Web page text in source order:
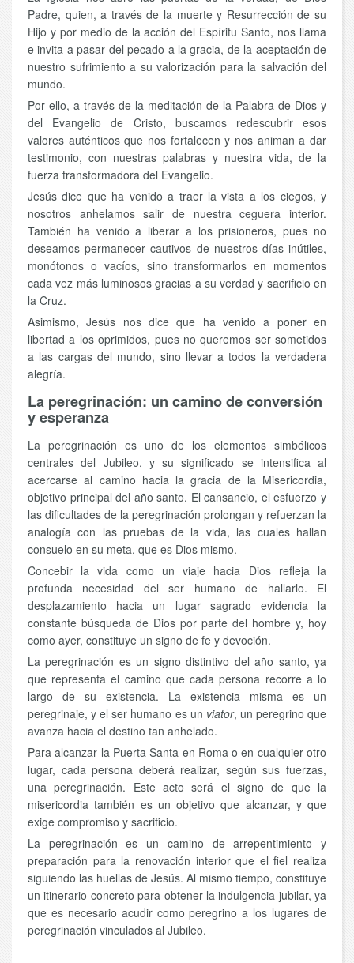
Padre, quien, a través de la muerte y Resurrección de su
Hijo y por medio de la acción del Espíritu Santo, nos llama
e invita a pasar del pecado a la gracia, de la aceptación de
nuestro sufrimiento a su valorización para la salvación del
mundo.
Por ello, a través de la meditación de la Palabra de Dios y
del Evangelio de Cristo, buscamos redescubrir esos
valores auténticos que nos fortalecen y nos animan a dar
testimonio, con nuestras palabras y nuestra vida, de la
fuerza transformadora del Evangelio.
Jesús dice que ha venido a traer la vista a los ciegos, y
nosotros anhelamos salir de nuestra ceguera interior.
También ha venido a liberar a los prisioneros, pues no
deseamos permanecer cautivos de nuestros días inútiles,
monótonos o vacíos, sino transformarlos en momentos
cada vez más luminosos gracias a su verdad y sacrificio en
la Cruz.
Asimismo, Jesús nos dice que ha venido a poner en
libertad a los oprimidos, pues no queremos ser sometidos
a las cargas del mundo, sino llevar a todos la verdadera
alegría.
La peregrinación: un camino de conversión
y esperanza
La peregrinación es uno de los elementos simbólicos
centrales del Jubileo, y su significado se intensifica al
acercarse al camino hacia la gracia de la Misericordia,
objetivo principal del año santo. El cansancio, el esfuerzo y
las dificultades de la peregrinación prolongan y refuerzan la
analogía con las pruebas de la vida, las cuales hallan
consuelo en su meta, que es Dios mismo.
Concebir la vida como un viaje hacia Dios refleja la
profunda necesidad del ser humano de hallarlo. El
desplazamiento hacia un lugar sagrado evidencia la
constante búsqueda de Dios por parte del hombre y, hoy
como ayer, constituye un signo de fe y devoción.
La peregrinación es un signo distintivo del año santo, ya
que representa el camino que cada persona recorre a lo
largo de su existencia. La existencia misma es un
peregrinaje, y el ser humano es un viator, un peregrino que
avanza hacia el destino tan anhelado.
Para alcanzar la Puerta Santa en Roma o en cualquier otro
lugar, cada persona deberá realizar, según sus fuerzas,
una peregrinación. Este acto será el signo de que la
misericordia también es un objetivo que alcanzar, y que
exige compromiso y sacrificio.
La peregrinación es un camino de arrepentimiento y
preparación para la renovación interior que el fiel realiza
siguiendo las huellas de Jesús. Al mismo tiempo, constituye
un itinerario concreto para obtener la indulgencia jubilar, ya
que es necesario acudir como peregrino a los lugares de
peregrinación vinculados al Jubileo.